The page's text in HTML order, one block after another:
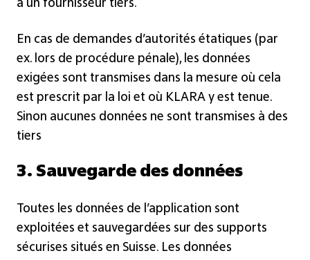
à un fournisseur tiers.
En cas de demandes d’autorités étatiques (par
ex. lors de procédure pénale), les données
exigées sont transmises dans la mesure où cela
est prescrit par la loi et où KLARA y est tenue.
Sinon aucunes données ne sont transmises à des
tiers
3. Sauvegarde des données
Toutes les données de l’application sont
exploitées et sauvegardées sur des supports
sécurises situés en Suisse. Les données